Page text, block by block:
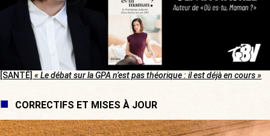
[SANTÉ] « Le débat sur la GPA n’est pas théorique : il est déjà en cours »
CORRECTIFS ET MISES À JOUR